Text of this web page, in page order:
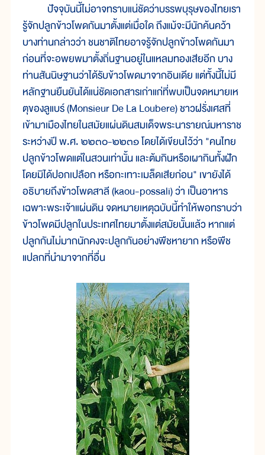
ปัจจุบันนี้ไม่อาจทราบแน่ชัดว่าบรรพบุรุษของไทยเรา
รู้จักปลูกข้าวโพดกันมาตั้งแต่เมื่อใด ถึงแม้จะมีนักค้นคว้า
บางท่านกล่าวว่า ชนชาติไทยอาจรู้จักปลูกข้าวโพดกันมา
ก่อนที่จะอพยพมาตั้งถิ่นฐานอยู่ในแหลมทองเสียอีก บาง
ท่านสันนิษฐานว่าได้รับข้าวโพดมาจากอินเดีย แต่ทั้งนี้ไม่มี
หลักฐานยืนยันได้แน่ชัดเอกสารเก่าแก่ที่พบเป็นจดหมายเห
ตุของลูแบร์ (Monsieur De La Loubere) ชาวฝรั่งเศสที่
เข้ามาเมืองไทยในสมัยแผ่นดินสมเด็จพระนารายณ์มหาราช
ระหว่างปี พ.ศ. ๒๒๓๐-๒๒๓๑ โดยได้เขียนไว้ว่า "คนไทย
ปลูกข้าวโพดแต่ในสวนเท่านั้น และต้มกินหรือเผากินทั้งฝัก
โดยมิได้ปอกเปลือก หรือกะเทาะเมล็ดเสียก่อน" เขายังได้
อธิบายถึงข้าวโพดสาลี (kaou-possali) ว่า เป็นอาหาร
เฉพาะพระเจ้าแผ่นดิน จดหมายเหตุฉบับนี้ทำให้พอทราบว่า
ข้าวโพดมีปลูกในประเทศไทยมาตั้งแต่สมัยนั้นแล้ว หากแต่
ปลูกกันไม่มากนักคงจะปลูกกันอย่างพืชหายาก หรือพืช
แปลกที่นำมาจากที่อื่น